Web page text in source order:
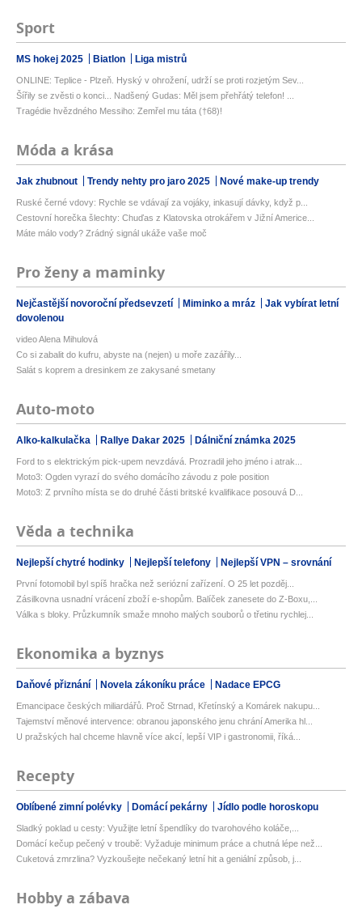
Sport
MS hokej 2025 Biatlon Liga mistrů
ONLINE: Teplice - Plzeň. Hyský v ohrožení, udrží se proti rozjetým Sev...
Šířily se zvěsti o konci... Nadšený Gudas: Měl jsem přehřátý telefon! ...
Tragédie hvězdného Messiho: Zemřel mu táta (†68)!
Móda a krása
Jak zhubnout Trendy nehty pro jaro 2025 Nové make-up trendy
Ruské černé vdovy: Rychle se vdávají za vojáky, inkasují dávky, když p...
Cestovní horečka šlechty: Chuďas z Klatovska otrokářem v Jižní Americe...
Máte málo vody? Zrádný signál ukáže vaše moč
Pro ženy a maminky
Nejčastější novoroční předsevzetí Miminko a mráz
Jak vybírat letní
dovolenou
video Alena Mihulová
Co si zabalit do kufru, abyste na (nejen) u moře zazářily...
Salát s koprem a dresinkem ze zakysané smetany
Auto-moto
Alko-kalkulačka Rallye Dakar 2025 Dálniční známka 2025
Ford to s elektrickým pick-upem nevzdává. Prozradil jeho jméno i atrak...
Moto3: Ogden vyrazí do svého domácího závodu z pole position
Moto3: Z prvního místa se do druhé části britské kvalifikace posouvá D...
Věda a technika
Nejlepší chytré hodinky Nejlepší telefony Nejlepší VPN – srovnání
První fotomobil byl spíš hračka než seriózní zařízení. O 25 let pozděj...
Zásilkovna usnadní vrácení zboží e-shopům. Balíček zanesete do Z-Boxu,...
Válka s bloky. Průzkumník smaže mnoho malých souborů o třetinu rychlej...
Ekonomika a byznys
Daňové přiznání Novela zákoníku práce Nadace EPCG
Emancipace českých miliardářů. Proč Strnad, Křetínský a Komárek nakupu...
Tajemství měnové intervence: obranou japonského jenu chrání Amerika hl...
U pražských hal chceme hlavně více akcí, lepší VIP i gastronomii, říká...
Recepty
Oblíbené zimní polévky Domácí pekárny Jídlo podle horoskopu
Sladký poklad u cesty: Využijte letní špendlíky do tvarohového koláče,...
Domácí kečup pečený v troubě: Vyžaduje minimum práce a chutná lépe než...
Cuketová zmrzlina? Vyzkoušejte nečekaný letní hit a geniální způsob, j...
Hobby a zábava